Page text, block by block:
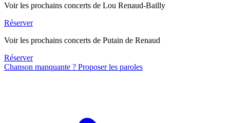
Voir les prochains concerts de Lou Renaud-Bailly
Réserver
Voir les prochains concerts de Putain de Renaud
Réserver
Chanson manquante ? Proposer les paroles